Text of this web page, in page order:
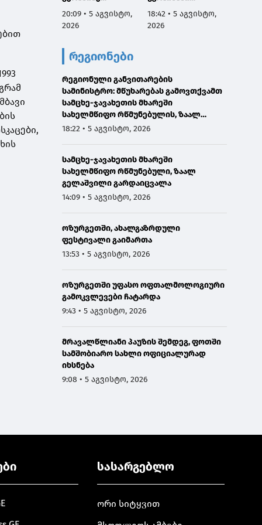
იმყოფებოდა ლანა
ლატარიას სახლში,
გარდაცვლილის
სულის საოხად
პანაშვიდი
აღავლინა
20:09 • 5 აგვისტო,
2026
მებრძოლ
ადამიანთათვის
18:42 • 5 აგვისტო,
2026
რეგიონები
რეგიონული განვითარების
სამინისტრო: მწუხარებას გამოვთქვამთ
სამცხე-ჯავახეთის მხარეში
სახელმწიფო რწმუნებულის, ზაალ
გელაშვილის გარდაცვალების გამო
18:22 • 5 აგვისტო, 2026
სამცხე-ჯავახეთის მხარეში
სახელმწიფო რწმუნებული, ზაალ
გელაშვილი გარდაიცვალა
14:09 • 5 აგვისტო, 2026
ოზურგეთში, ახალგაზრდული
ფესტივალი გაიმართა
13:53 • 5 აგვისტო, 2026
ოზურგეთში უფასო ოფთალმოლოგიური
გამოკვლევები ჩატარდა
9:43 • 5 აგვისტო, 2026
მრავალწლიანი პაუზის შემდეგ, ფოთში
სამშობიარო სახლი ოფიციალურად
იხსნება
9:08 • 5 აგვისტო, 2026
სასარგებლო
ორი სიტყვით